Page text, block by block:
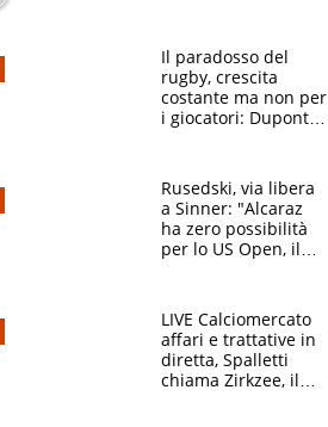
Il paradosso del
rugby, crescita
costante ma non per
i giocatori: Dupont
solo 1,4 milioni
all'anno
Rusedski, via libera
a Sinner: "Alcaraz
ha zero possibilità
per lo US Open, il
LIVE Calciomercato
affari e trattative in
diretta, Spalletti
chiama Zirkzee, il